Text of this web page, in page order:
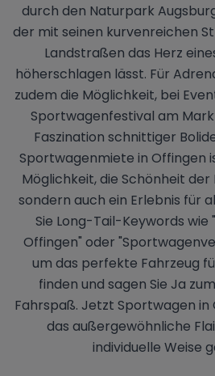
durch den Naturpark
der mit seinen kurvenreichen
Landstraßen das Herz
höherschlagen lässt. Für
zudem die Möglichkeit, bei
Sportwagenfestival am
Faszination schnittiger
Sportwagenmiete in Offingen
Möglichkeit, die Schönheit der
sondern auch ein Erlebnis für
Sie Long-Tail-Keywords wie
Offingen" oder
um das perfekte Fahrzeug
finden und sagen Sie Ja
Fahrspaß. Jetzt Sportwagen
das außergewöhnliche
individuelle Weise